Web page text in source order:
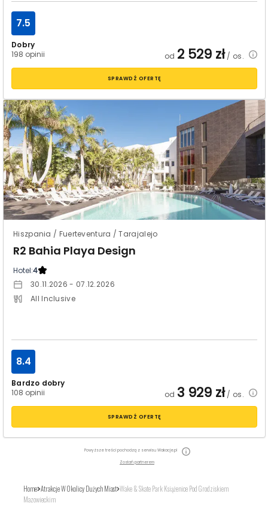
Dobry
198 opinii
7.5
od 2 529 zł/ os.
SPRAWDŹ OFERTĘ
Hiszpania / Fuerteventura / Tarajalejo
R2 Bahia Playa Design
Hotel:4
30.11.2026 - 07.12.2026
All Inclusive
Bardzo dobry
108 opinii
8.4
od 3 929 zł/ os.
SPRAWDŹ OFERTĘ
Powyższe treści pochodzą z serwisu Wakacje.pl
Zostań partnerem
Home Atrakcje W Okolicy Dużych Miast Wake & Skate Park Książenice Pod Grodziskiem
Mazowieckim